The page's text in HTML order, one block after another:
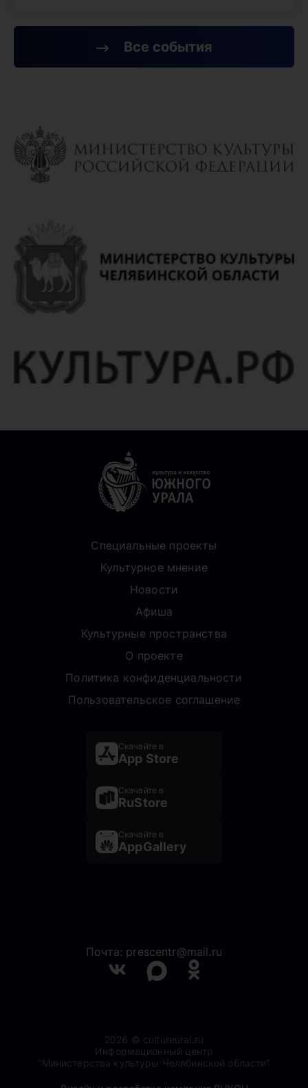
Все события
Специальные проекты
Культурное мнение
Новости
Афиша
Культурные пространства
О проекте
Политика конфиденциальности
Пользовательское соглашение
Скачайте в
App Store
Скачайте в
RuStore
Скачайте в
AppGallery
Почта: prescentr@mail.ru
2026 © cultureural.ru
Информационный центр
“Министерства культуры Челябинской области”